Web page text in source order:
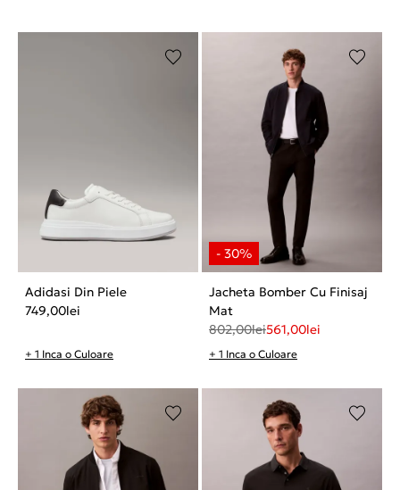
Adidasi Din Piele
749,00lei
+ 1 Inca o Culoare
Jacheta Bomber Cu Finisaj
Mat
802,00lei561,00lei
+ 1 Inca o Culoare